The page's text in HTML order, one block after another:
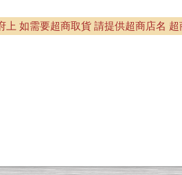
上 如需要超商取貨 請提供超商店名